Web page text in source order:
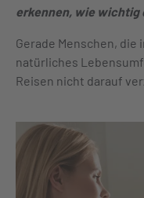
erkennen, wie wichtig
Gerade Menschen,
natürliches
Reisen nicht darauf